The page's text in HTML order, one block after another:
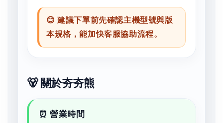
😊 建議下單前先確認主機型號與版
本規格，能加快客服協助流程。
🐻 關於夯夯熊
⏰ 營業時間